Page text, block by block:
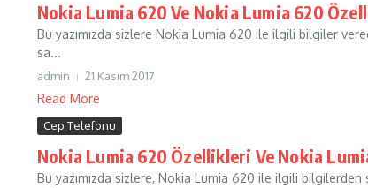
Nokia Lumia 620 Ve Nokia Lumia 620
Bu yazımızda sizlere Nokia Lumia 620 ile ilgili bilgiler
sa...
admin 21 Kasım 2017
Read More
Cep Telefonu
Nokia Lumia 620 Özellikleri Ve Nokia
Bu yazımızda sizlere, Nokia Lumia 620 ile ilgili bilgilerden